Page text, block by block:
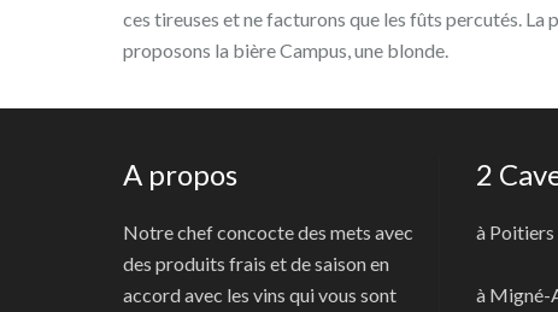
ces tireuses et ne facturons que les fûts percutés. La
proposons la bière Campus, une blonde.
A propos
Notre chef concocte des mets avec
des produits frais et de saison en
accord avec les vins qui vous sont
2
à Poitiers
à Migné-